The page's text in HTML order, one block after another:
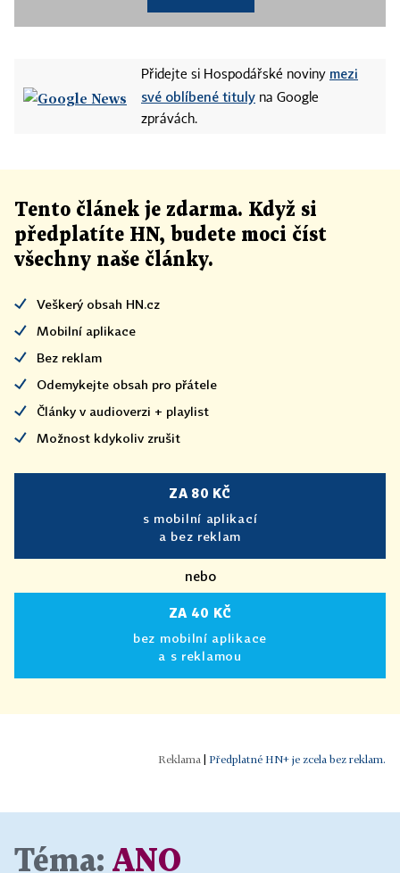
Přidejte si Hospodářské noviny mezi
své oblíbené tituly na Google
zprávách.
Tento článek je zdarma. Když si
předplatíte HN, budete moci číst
všechny naše články.
Veškerý obsah HN.cz
Mobilní aplikace
Bez reklam
Odemykejte obsah pro přátele
Články v audioverzi + playlist
Možnost kdykoliv zrušit
ZA 80 KČ
s mobilní aplikací
a bez reklam
nebo
ZA 40 KČ
bez mobilní aplikace
a s reklamou
Předplatné HN+ je zcela bez reklam.
Téma: ANO